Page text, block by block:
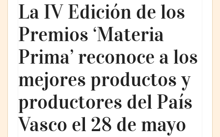
La IV Edición de los
Premios ‘Materia
Prima’ reconoce a los
mejores productos y
productores del País
Vasco el 28 de mayo